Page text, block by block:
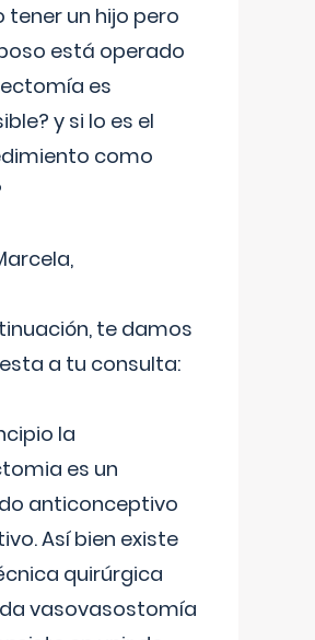
tener un hijo pero
está operado
es
y si lo es el
como
te damos
a tu consulta:
la
es un
anticonceptivo
Así bien existe
quirúrgica
vasovasostomía